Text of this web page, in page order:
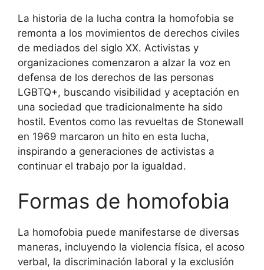
La historia de la lucha contra la homofobia se
remonta a los movimientos de derechos civiles
de mediados del siglo XX. Activistas y
organizaciones comenzaron a alzar la voz en
defensa de los derechos de las personas
LGBTQ+, buscando visibilidad y aceptación en
una sociedad que tradicionalmente ha sido
hostil. Eventos como las revueltas de Stonewall
en 1969 marcaron un hito en esta lucha,
inspirando a generaciones de activistas a
continuar el trabajo por la igualdad.
Formas de homofobia
La homofobia puede manifestarse de diversas
maneras, incluyendo la violencia física, el acoso
verbal, la discriminación laboral y la exclusión